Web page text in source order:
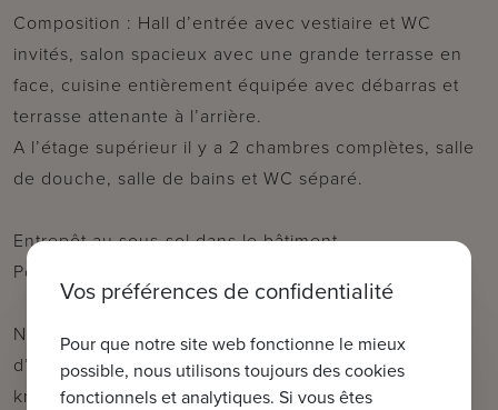
Composition : Hall d’entrée avec vestiaire et WC
invités, salon spacieux avec une grande terrasse en
face, cuisine entièrement équipée avec débarras et
terrasse attenante à l’arrière.
A l’étage supérieur il y a 2 chambres complètes, salle
de douche, salle de bains et WC séparé.
Entrepôt au sous-sol dans le bâtiment.
Possibilité d’acheter un garage dans le bâtiment.
N’hésitez pas à nous contacter pour plus
d’informations : tel. : 050 62 44 14 ou via
knokke@immax.be
Vos préférences de confidentialité
Pour que notre site web fonctionne le mieux
possible, nous utilisons toujours des cookies
fonctionnels et analytiques. Si vous êtes